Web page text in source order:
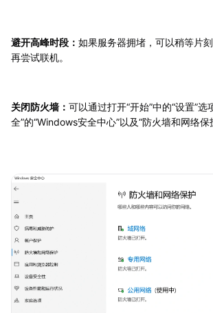
避开高峰时段： 如果服务器拥堵，可以稍等片
再尝试联机。
关闭防火墙： 可以通过打开“开始”中的“设置”选
全”的“Windows安全中心”以及“防火墙和网络保